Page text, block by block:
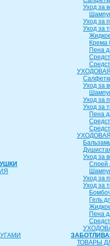
Уход за
Уход за
Уход за
Крема
Пена
Уход за
Уход за
Уход за
Пена
Уход за
Спрей
Уход за
Уход за
Гель
Пена
ТОВАРЫ